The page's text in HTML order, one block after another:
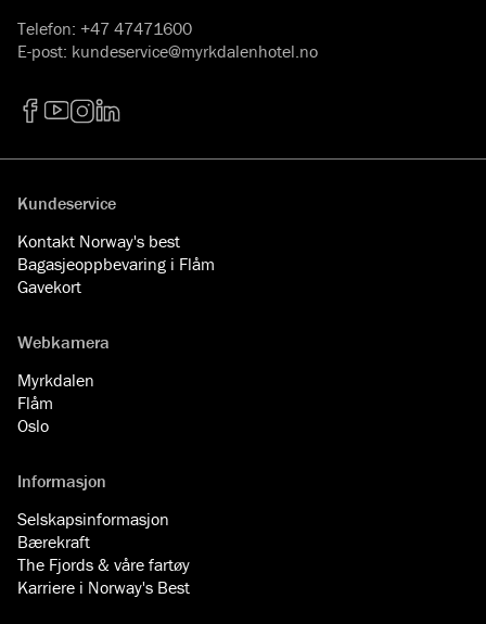
Telefon: +47 47471600
E-post: kundeservice@myrkdalenhotel.no
Kundeservice
Kontakt Norway's best
Bagasjeoppbevaring i Flåm
Gavekort
Webkamera
Myrkdalen
Flåm
Oslo
Informasjon
Selskapsinformasjon
Bærekraft
The Fjords & våre fartøy
Karriere i Norway's Best